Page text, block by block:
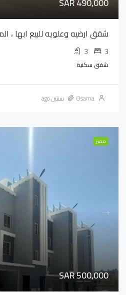
شقق ارضيه وعلويه للبيع ابها ،
3
3
شقق سكنية
Osama سنتين ago
مميز
SAR 500,000